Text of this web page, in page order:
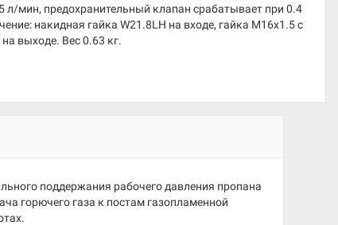
л/мин, предохранительный клапан срабатывает при 0.4
накидная гайка W21.8LH на входе, гайка M16x1.5 с
выходе. Вес 0.63 кг.
поддержания рабочего давления пропана
горючего газа к постам газопламенной